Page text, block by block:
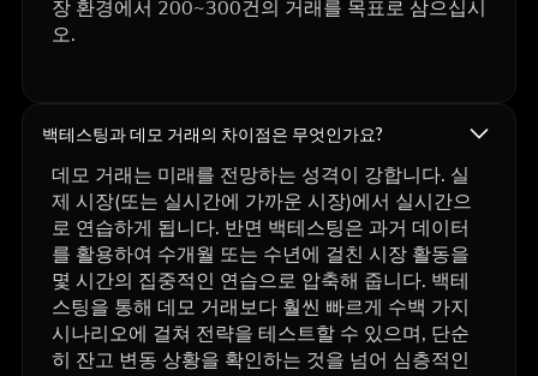
장 환경에서 200~300건의 거래를 목표로 삼으십시
오.
백테스팅과 데모 거래의 차이점은 무엇인가요?
데모 거래는 미래를 전망하는 성격이 강합니다. 실
제 시장(또는 실시간에 가까운 시장)에서 실시간으
로 연습하게 됩니다. 반면 백테스팅은 과거 데이터
를 활용하여 수개월 또는 수년에 걸친 시장 활동을
몇 시간의 집중적인 연습으로 압축해 줍니다. 백테
스팅을 통해 데모 거래보다 훨씬 빠르게 수백 가지
시나리오에 걸쳐 전략을 테스트할 수 있으며, 단순
히 잔고 변동 상황을 확인하는 것을 넘어 심층적인